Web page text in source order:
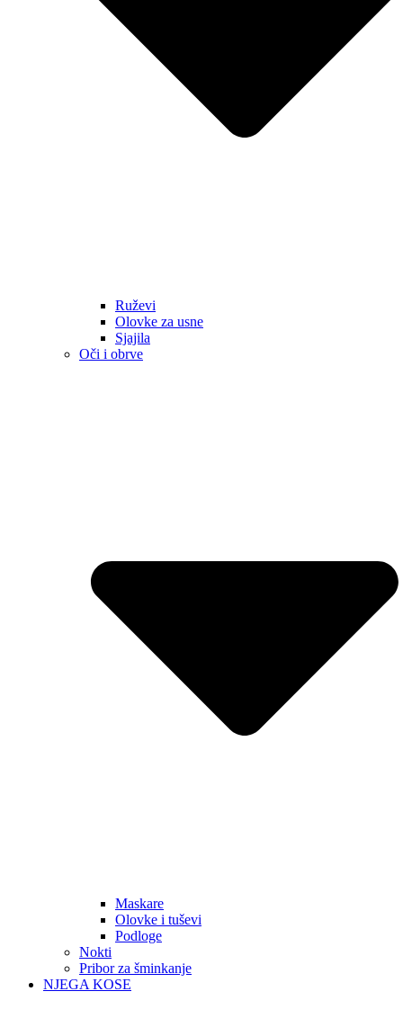
Ruževi
Olovke za usne
Sjajila
Oči i obrve
Maskare
Olovke i tuševi
Podloge
Nokti
Pribor za šminkanje
NJEGA KOSE